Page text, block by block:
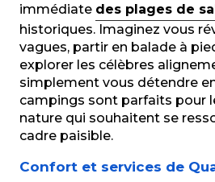
immédiate des plages de
historiques. Imaginez vous
vagues, partir en balade à
explorer les célèbres
simplement vous détendre
campings sont parfaits pour
nature qui souhaitent se
cadre paisible.
Confort et services de